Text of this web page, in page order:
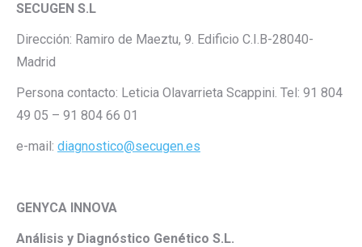
SECUGEN S.L
Dirección: Ramiro de Maeztu, 9. Edificio C.I.B-28040-
Madrid
Persona contacto: Leticia Olavarrieta Scappini. Tel: 91 804
49 05 – 91 804 66 01
e-mail: diagnostico@secugen.es
GENYCA INNOVA
Análisis y Diagnóstico Genético S.L.